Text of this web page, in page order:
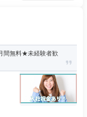
間無料★未経験者歓